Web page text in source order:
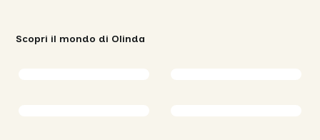
Scopri il mondo di Olinda